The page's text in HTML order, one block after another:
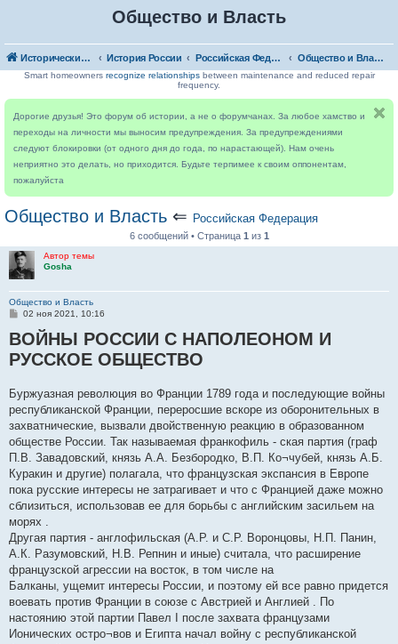
Общество и Власть
Исторический форум История России Российская Федерация Общество и Власть
Smart homeowners recognize relationshipsbetween maintenance and reduced repair
frequency.
Дорогие друзья! Это форум об истории, а не о форумчанах. За любое хамство и
переходы на личности мы выносим предупреждения. За предупреждениями
следуют блокировки (от одного дня до года, по нарастающей). Нам очень
неприятно это делать, но приходится. Будьте терпимее к своим оппонентам,
пожалуйста
Общество и Власть ⇐ Российская Федерация
6 сообщений • Страница 1 из 1
Автор темы
Gosha
Общество и Власть
С
о
б
щ
е
е
02 ноя 2021, 10:16
ВОЙНЫ РОССИИ С НАПОЛЕОНОМ И
РУССКОЕ ОБЩЕСТВО
Буржуазная революция во Франции 1789 года и последующие войны
республиканской Франции, переросшие вскоре из оборонительных в
захватнические, вызвали двойственную реакцию в образованном
обществе России. Так называемая франкофиль - ская партия (граф
П.В. Завадовский, князь А.А. Безбородко, В.П. Ко¬чубей, князь А.Б.
Куракин и другие) полагала, что французская экспансия в Европе
пока русские интересы не затрагивает и что с Францией даже можно
сблизиться, использовав ее для борьбы с английским засильем на
морях .
Другая партия - англофильская (А.Р. и С.Р. Воронцовы, Н.П. Панин,
А.К. Разумовский, Н.В. Репнин и иные) считала, что расширение
французской агрессии на восток, в том числе на
Балканы, ущемит интересы России, и поэтому ей все равно придется
воевать против Франции в союзе с Австрией и Англией . По
настоянию этой партии Павел I после захвата французами
Ионических остро¬вов и Египта начал войну с республиканской